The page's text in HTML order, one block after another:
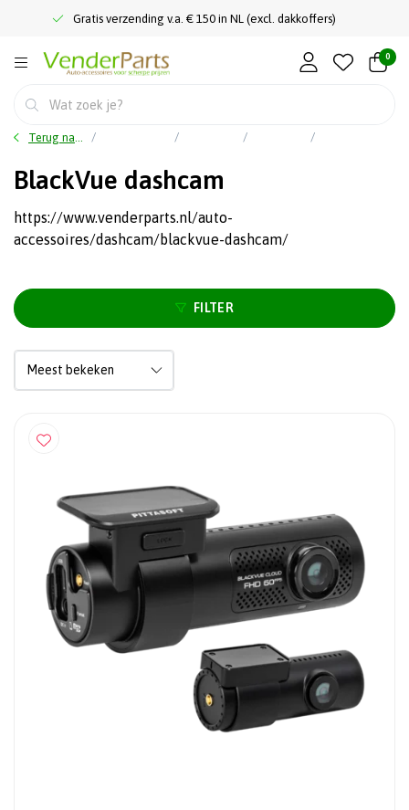
Gratis verzending v.a. € 150 in NL (excl. dakkoffers)
0
Terug naar home
BlackVue dashcam
https://www.venderparts.nl/auto-
accessoires/dashcam/blackvue-dashcam/
FILTER